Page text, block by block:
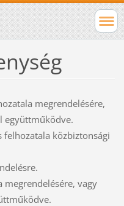
megrendelésére,
együttműködve.
közbiztonsági
megrendelésére, vagy